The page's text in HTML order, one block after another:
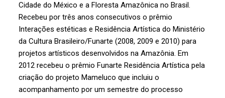
Cidade do México e a Floresta Amazônica no Brasil.
Recebeu por três anos consecutivos o prêmio
Interações estéticas e Residência Artística do Ministério
da Cultura Brasileiro/Funarte (2008, 2009 e 2010) para
projetos artísticos desenvolvidos na Amazônia. Em
2012 recebeu o prêmio Funarte Residência Artística pela
criação do projeto Mameluco que incluiu o
acompanhamento por um semestre do processo